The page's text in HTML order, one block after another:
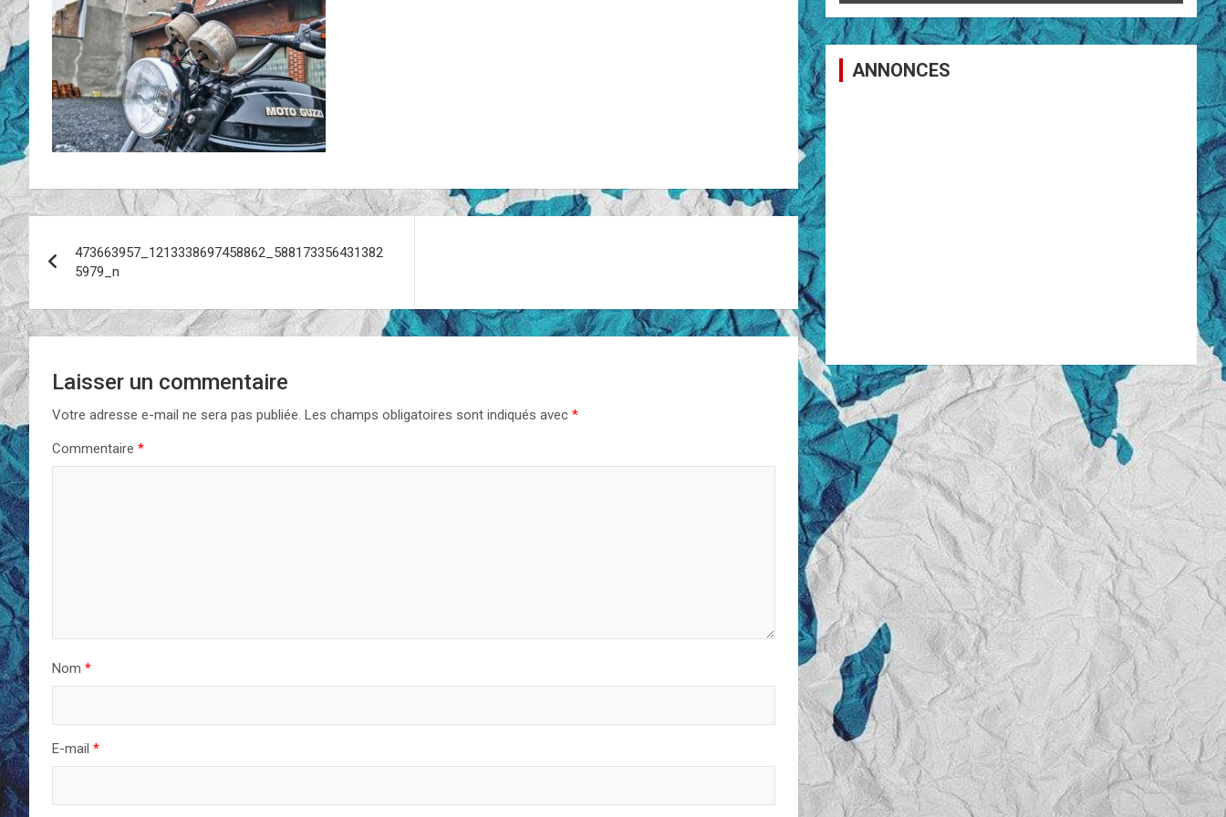
Navigation
de
l’article
473663957_1213338697458862_588173356431382
5979_n
Laisser un commentaire
Votre adresse e-mail ne sera pas publiée. Les champs obligatoires sont indiqués avec *
Commentaire *
Nom *
E-mail *
ANNONCES